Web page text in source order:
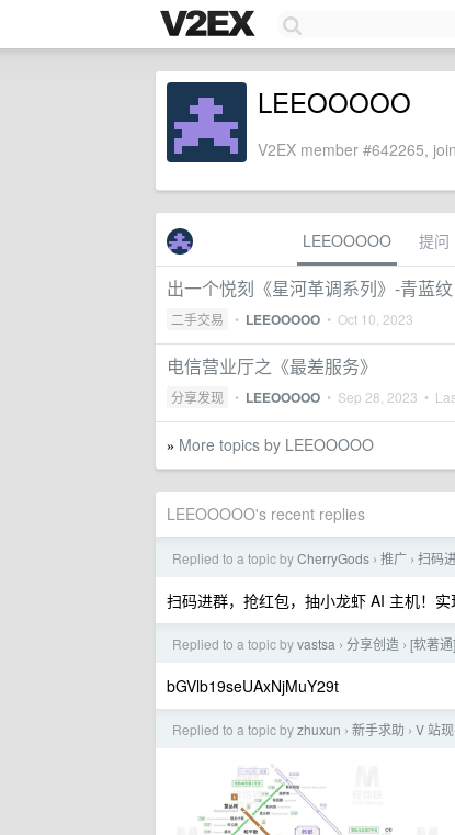
LEEOOOOO
V2EX member #642265,
LEEOOOOO 提问
出一个悦刻《星河革调系列》-青蓝纹
二手交易 • LEEOOOOO • Oct 10, 2023
电信营业厅之《最差服务》
分享发现 • LEEOOOOO • Sep 28, 2023 •
» More topics by LEEOOOOO
LEEOOOOO's recent replies
Replied to a topic byCherryGods › 推广 › 扫码
扫码进群，抢红包，抽小龙虾 AI 主机！实
Replied to a topic byvastsa › 分享创造 › [软著
bGVlb19seUAxNjMuY29t
Replied to a topic byzhuxun › 新手求助 › V 站